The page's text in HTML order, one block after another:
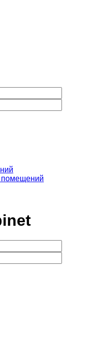
помещений